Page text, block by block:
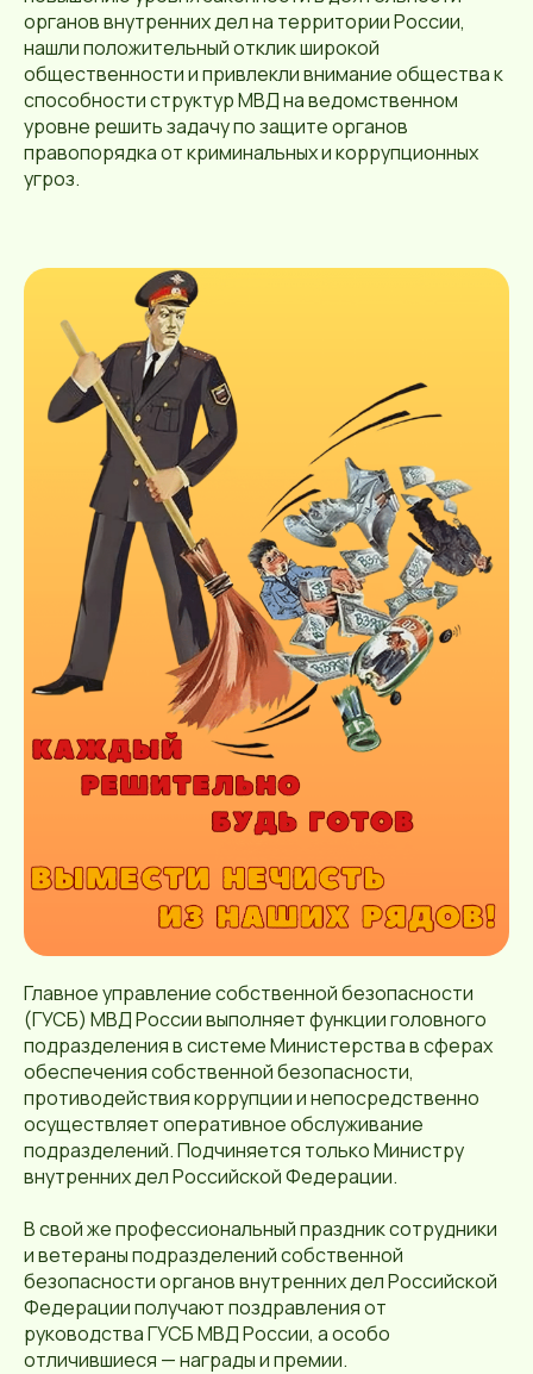
органов внутренних дел на территории России,
нашли положительный отклик широкой
общественности и привлекли внимание общества к
способности структур МВД на ведомственном
уровне решить задачу по защите органов
правопорядка от криминальных и коррупционных
угроз.
Главное управление собственной безопасности
(ГУСБ) МВД России выполняет функции головного
подразделения в системе Министерства в сферах
обеспечения собственной безопасности,
противодействия коррупции и непосредственно
осуществляет оперативное обслуживание
подразделений. Подчиняется только Министру
внутренних дел Российской Федерации.
В свой же профессиональный праздник сотрудники
и ветераны подразделений собственной
безопасности органов внутренних дел Российской
Федерации получают поздравления от
руководства ГУСБ МВД России, а особо
отличившиеся — награды и премии.